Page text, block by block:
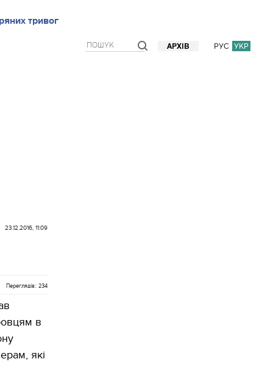
тривог
РУС УКР
АРХІВ
Блоги
23.12.2016, 11:09
Переглядів: 234
в
які